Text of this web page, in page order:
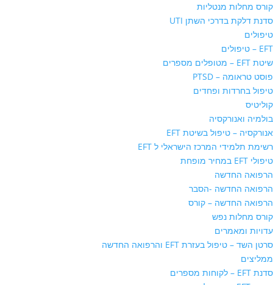
קורס מחלות מנטליות
סדנת דלקת בדרכי השתן UTI
טיפולים
EFT – טיפולים
שיטת EFT – מטופלים מספרים
פוסט טראומה – PTSD
טיפול בחרדות ופחדים
קוליטיס
בולמיה ואנורקסיה
אנורקסיה – טיפול בשיטת EFT
רשימת תלמידי המרכז הישראלי ל EFT
טיפולי EFT במחיר מופחת
הרפואה החדשה
הרפואה החדשה -הסבר
הרפואה החדשה – קורס
קורס מחלות נפש
עדויות ומאמרים
סרטן השד – טיפול בעזרת EFT והרפואה החדשה
ממליצים
סדנת EFT – לקוחות מספרים